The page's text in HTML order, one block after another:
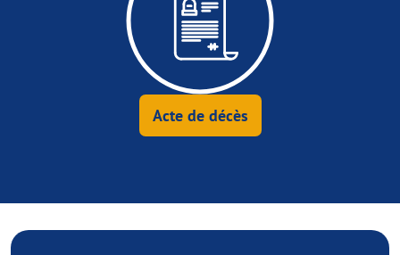
Acte de décès